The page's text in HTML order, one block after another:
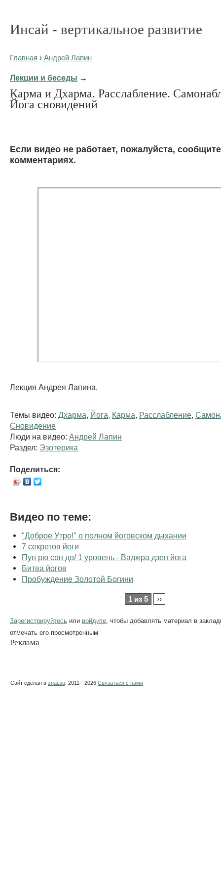
Инсай - вертикальное развитие
Главная › Андрей Лапин
Лекции и беседы →
Карма и Дхарма. Расслабление.
Йога сновидений
Eсли видео не работает, пожалуйста,
комментариях.
Лекция Андрея Лапина.
Темы видео: Дхарма Йога Карма Расслабление
Сновидение
Люди на видео: Андрей Лапин
Раздел: Эзотерика
Поделиться:
Видео по теме:
"Доброе Утро!" о полном йоговском дыхании
7 секретов йоги
Пун рю сон до/ 1 уровень - Ваджра дзен йога
Битва йогов
Пробуждение Золотой Богини
1 из 5 ››
Зарегистрируйтесь или войдите , чтобы добавлять материал в
отмечать его просмотренным
Реклама
Сайт сделан в znai.su . 2011 - 2026 Связаться с нами